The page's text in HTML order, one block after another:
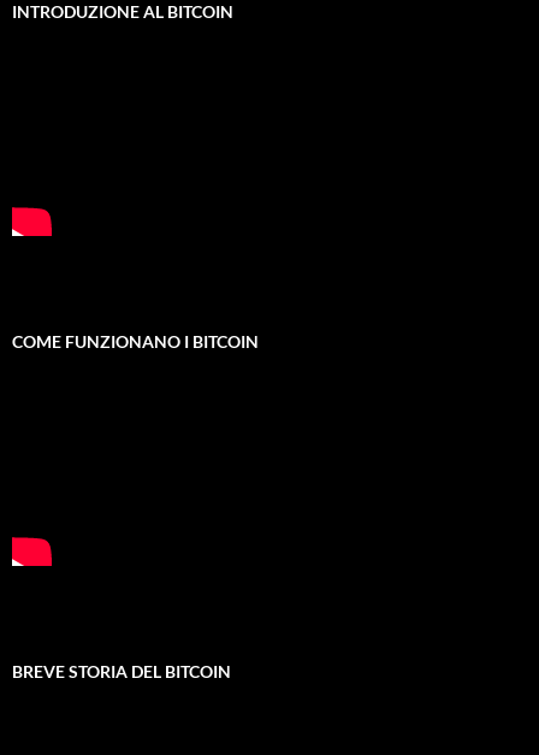
INTRODUZIONE AL BITCOIN
COME FUNZIONANO I BITCOIN
BREVE STORIA DEL BITCOIN